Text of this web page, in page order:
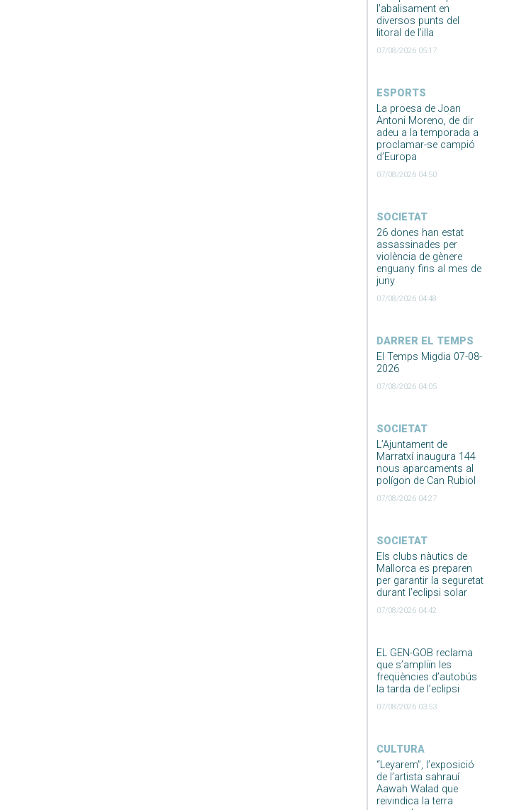
l’abalisament en
diversos punts del
litoral de l’illa
07/08/2026 05:17
ESPORTS
La proesa de Joan
Antoni Moreno, de dir
adeu a la temporada a
proclamar-se campió
d’Europa
07/08/2026 04:50
SOCIETAT
26 dones han estat
assassinades per
violència de gènere
enguany fins al mes de
juny
07/08/2026 04:48
DARRER EL TEMPS
El Temps Migdia 07-08-
2026
07/08/2026 04:05
SOCIETAT
L’Ajuntament de
Marratxí inaugura 144
nous aparcaments al
polígon de Can Rubiol
07/08/2026 04:27
SOCIETAT
Els clubs nàutics de
Mallorca es preparen
per garantir la seguretat
durant l’eclipsi solar
07/08/2026 04:42
EL GEN-GOB reclama
que s’ampliïn les
freqüències d’autobús
la tarda de l’eclipsi
07/08/2026 03:53
CULTURA
“Leyarem”, l’exposició
de l’artista sahrauí
Aawah Walad que
reivindica la terra